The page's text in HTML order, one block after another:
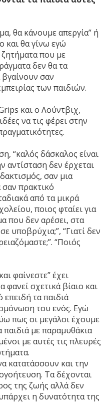
θα κάνουμε απεργία” ή
και θα γίνω εγώ
ζητήματα που με
δεν θα τα
σαν
των παιδιών.
και ο Λούντβιχ,
να τις φέρει στην
“καλός δάσκαλος είναι
αντίσταση δεν έρχεται
σαν μια
πρακτικό
από τα μικρά
ποιος φταίει για
που δεν αρέσει, στα
υποβρύχια;”, “Γιατί δεν
“Ποιός
φαίνεστε” έχει
φανεί σχετικά βίαιο και
τα παιδιά
του ενός. Εγώ
πως οι μεγάλοι έχουμε
παιδιά με παραμυθάκια
με αυτές τις πλευρές
κατατάσσουν και την
Τα δέχονται
της ζωής αλλά δεν
η δυνατότητα της